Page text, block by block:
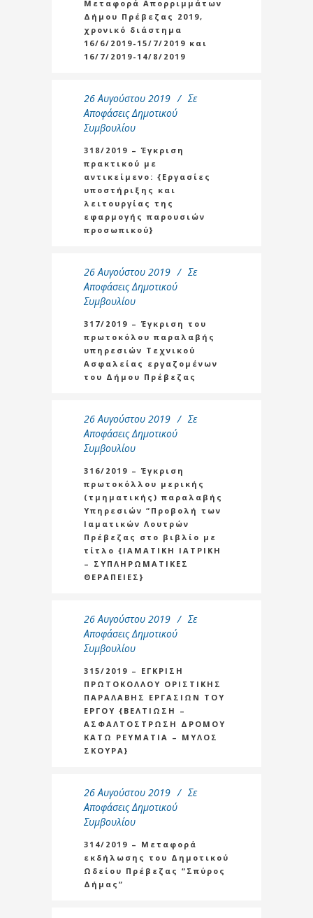
Μεταφορά Απορριμμάτων
Δήμου Πρέβεζας 2019,
χρονικό διάστημα
16/6/2019-15/7/2019 και
16/7/2019-14/8/2019
26 Αυγούστου 2019
Σε
Αποφάσεις Δημοτικού
Συμβουλίου
318/2019 – Έγκριση
πρακτικού με
αντικείμενο: {Εργασίες
υποστήριξης και
λειτουργίας της
εφαρμογής παρουσιών
προσωπικού}
26 Αυγούστου 2019
Σε
Αποφάσεις Δημοτικού
Συμβουλίου
317/2019 – Έγκριση του
πρωτοκόλου παραλαβής
υπηρεσιών Τεχνικού
Ασφαλείας εργαζομένων
του Δήμου Πρέβεζας
26 Αυγούστου 2019
Σε
Αποφάσεις Δημοτικού
Συμβουλίου
316/2019 – Έγκριση
πρωτοκόλλου μερικής
(τμηματικής) παραλαβής
Υπηρεσιών “Προβολή των
Ιαματικών Λουτρών
Πρέβεζας στο βιβλίο με
τίτλο {ΙΑΜΑΤΙΚΗ ΙΑΤΡΙΚΗ
– ΣΥΠΛΗΡΩΜΑΤΙΚΕΣ
ΘΕΡΑΠΕΙΕΣ}
26 Αυγούστου 2019
Σε
Αποφάσεις Δημοτικού
Συμβουλίου
315/2019 – ΕΓΚΡΙΣΗ
ΠΡΩΤΟΚΟΛΛΟΥ ΟΡΙΣΤΙΚΗΣ
ΠΑΡΑΛΑΒΗΣ ΕΡΓΑΣΙΩΝ ΤΟΥ
ΕΡΓΟΥ {ΒΕΛΤΙΩΣΗ –
ΑΣΦΑΛΤΟΣΤΡΩΣΗ ΔΡΟΜΟΥ
ΚΑΤΩ ΡΕΥΜΑΤΙΑ – ΜΥΛΟΣ
ΣΚΟΥΡΑ}
26 Αυγούστου 2019
Σε
Αποφάσεις Δημοτικού
Συμβουλίου
314/2019 – Μεταφορά
εκδήλωσης του Δημοτικού
Ωδείου Πρέβεζας “Σπύρος
Δήμας”